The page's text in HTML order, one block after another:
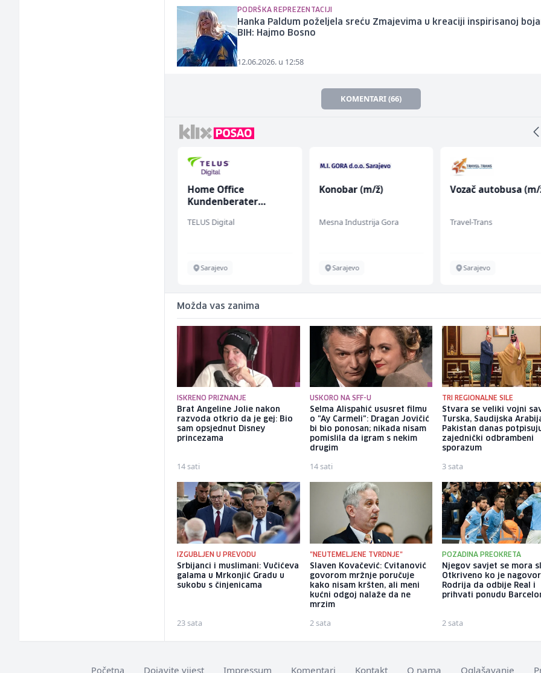
PODRŠKA REPREZENTACIJI
Hanka Paldum poželjela sreću Zmajevima u kreaciji inspirisanoj
BIH: Hajmo Bosno
12.06.2026. u 12:58
KOMENTARI (66)
Home Office
Kundenberater
renommiertes
TELUS Digital
Sarajevo
Konobar (m/ž)
Mesna Industrija Gora
Sarajevo
Vozač autobusa
Travel-Trans
Sarajevo
Možda vas zanima
ISKRENO PRIZNANJE
Brat Angeline Jolie nakon
razvoda otkrio da je gej: Bio
sam opsjednut Disney
princezama
14 sati
USKORO NA SFF-U
Selma Alispahić ususret filmu
o "Ay Carmeli": Dragan Jovičić
bi bio ponosan; nikada nisam
pomislila da igram s nekim
drugim
14 sati
TRI REGIONALNE SILE
Stvara se veliki vojni
Turska, Saudijska
Pakistan danas
zajednički odbrambeni
sporazum
3 sata
IZGUBLJEN U PREVODU
Srbijanci i muslimani: Vučićeva
galama u Mrkonjić Gradu u
sukobu s činjenicama
23 sata
"NEUTEMELJENE TVRDNJE"
Slaven Kovačević: Cvitanović
govorom mržnje poručuje
kako nisam kršten, ali meni
kućni odgoj nalaže da ne
mrzim
2 sata
POZADINA PREOKRETA
Njegov savjet se mora
Otkriveno ko je
Rodrija da odbije Real i
prihvati ponudu
2 sata
Početna Dojavite vijest Impressum Komentari Kontakt O nama Oglašavanje